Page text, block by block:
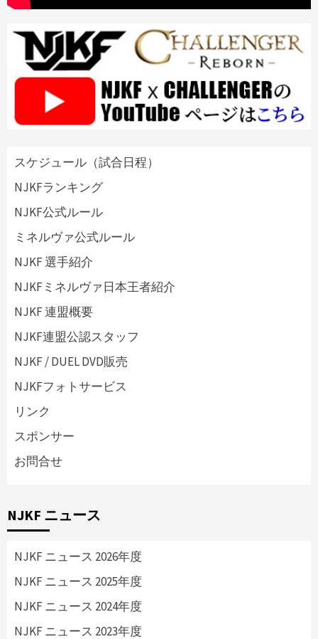
スケジュール（試合日程）
NJKFランキング
NJKF公式ルール
ミネルヴァ公式ルール
NJKF 選手紹介
NJKFミネルヴァ日本王者紹介
NJKF 連盟概要
NJKF連盟公認スタッフ
NJKF / DUEL DVD販売
NJKFフォトサービス
リンク
スポンサー
お問合せ
NJKF ニュース
NJKF ニュース 2026年度
NJKF ニュース 2025年度
NJKF ニュース 2024年度
NJKF ニュース 2023年度